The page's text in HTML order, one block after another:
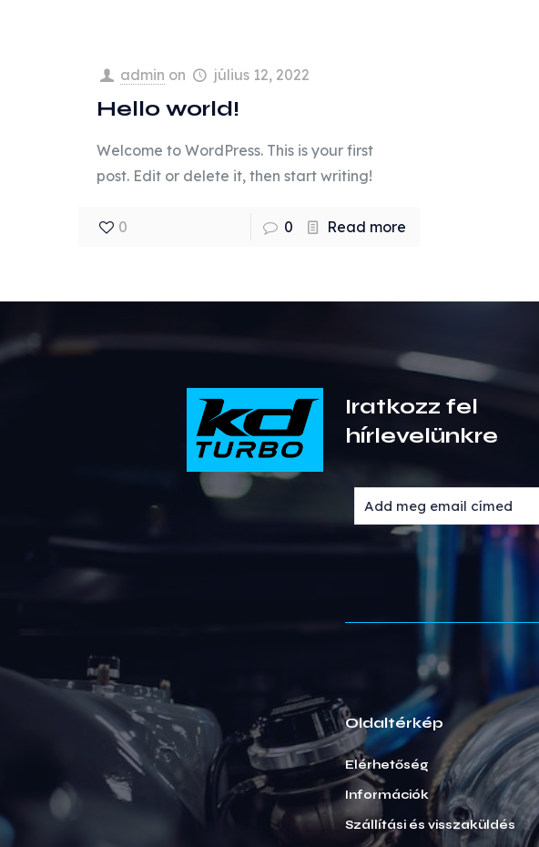
admin on július 12, 2022
Hello world!
Welcome to WordPress. This is your first
post. Edit or delete it, then start writing!
0 0 Read more
Iratkozz fel
hírlevelünkre
Oldaltérkép
Elérhetőség
Információk
Szállítási és visszaküldés